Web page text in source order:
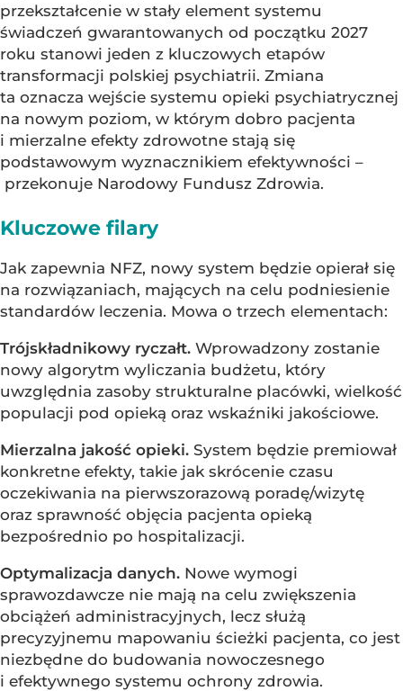
przekształcenie w stały element systemu
świadczeń gwarantowanych od początku 2027
roku stanowi jeden z kluczowych etapów
transformacji polskiej psychiatrii. Zmiana
ta oznacza wejście systemu opieki psychiatrycznej
na nowym poziom, w którym dobro pacjenta
i mierzalne efekty zdrowotne stają się
podstawowym wyznacznikiem efektywności –
przekonuje Narodowy Fundusz Zdrowia.
Kluczowe filary
Jak zapewnia NFZ, nowy system będzie opierał się
na rozwiązaniach, mających na celu podniesienie
standardów leczenia. Mowa o trzech elementach:
Trójskładnikowy ryczałt. Wprowadzony zostanie
nowy algorytm wyliczania budżetu, który
uwzględnia zasoby strukturalne placówki, wielkość
populacji pod opieką oraz wskaźniki jakościowe.
Mierzalna jakość opieki. System będzie premiował
konkretne efekty, takie jak skrócenie czasu
oczekiwania na pierwszorazową poradę/wizytę
oraz sprawność objęcia pacjenta opieką
bezpośrednio po hospitalizacji.
Optymalizacja danych. Nowe wymogi
sprawozdawcze nie mają na celu zwiększenia
obciążeń administracyjnych, lecz służą
precyzyjnemu mapowaniu ścieżki pacjenta, co jest
niezbędne do budowania nowoczesnego
i efektywnego systemu ochrony zdrowia.